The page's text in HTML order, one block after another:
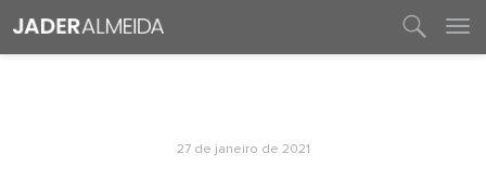
27 de janeiro de 2021